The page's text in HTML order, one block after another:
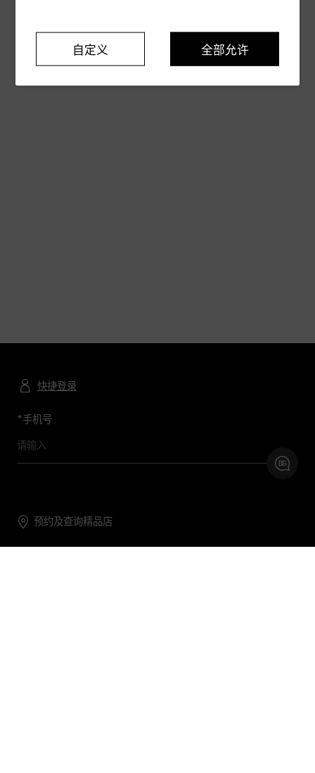
快捷登录
*手机号
预约及查询精品店
自定义 全部允许